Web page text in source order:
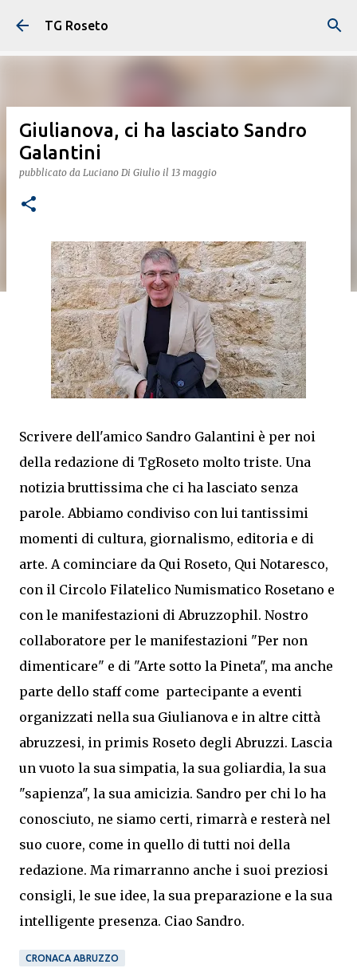
Passa ai contenuti principali
TG Roseto
Giulianova, ci ha lasciato Sandro
Galantini
pubblicato da Luciano Di Giulio il 13 maggio
Scrivere dell'amico Sandro Galantini è per noi
della redazione di TgRoseto molto triste. Una
notizia bruttissima che ci ha lasciato senza
parole. Abbiamo condiviso con lui tantissimi
momenti di cultura, giornalismo, editoria e di
arte. A cominciare da Qui Roseto, Qui Notaresco,
con il Circolo Filatelico Numismatico Rosetano e
con le manifestazioni di Abruzzophil. Nostro
collaboratore per le manifestazioni "Per non
dimenticare" e di "Arte sotto la Pineta", ma anche
parte dello staff come partecipante a eventi
organizzati nella sua Giulianova e in altre città
abruzzesi, in primis Roseto degli Abruzzi. Lascia
un vuoto la sua simpatia, la sua goliardia, la sua
"sapienza", la sua amicizia. Sandro per chi lo ha
conosciuto, ne siamo certi, rimarrà e resterà nel
suo cuore, come in quello di tutti noi della
redazione. Ma rimarranno anche i suoi preziosi
consigli, le sue idee, la sua preparazione e la sua
intelligente presenza. Ciao Sandro.
CRONACA ABRUZZO